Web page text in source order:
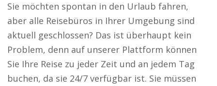
Sie möchten spontan in den Urlaub fahren,
aber alle Reisebüros in Ihrer Umgebung sind
aktuell geschlossen? Das ist überhaupt kein
Problem, denn auf unserer Plattform können
Sie Ihre Reise zu jeder Zeit und an jedem Tag
buchen, da sie 24/7 verfügbar ist. Sie müssen